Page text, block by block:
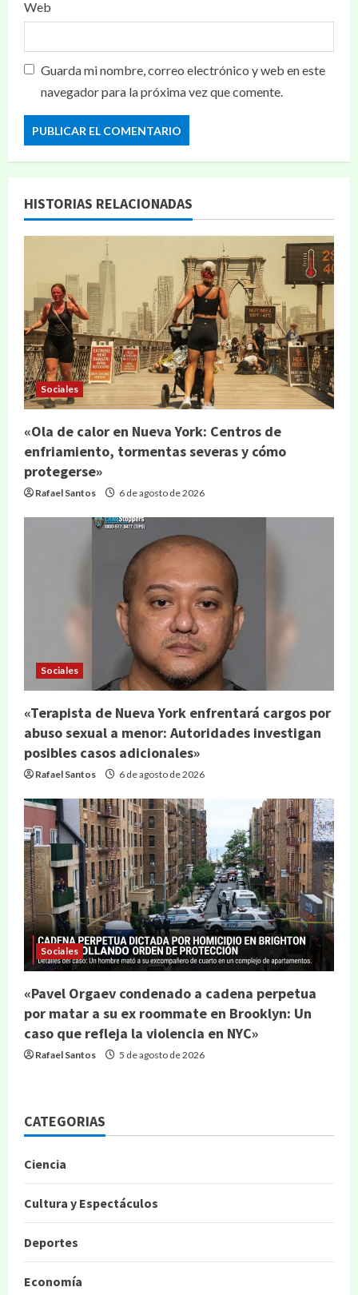
Web
Guarda mi nombre, correo electrónico y web en este
navegador para la próxima vez que comente.
HISTORIAS RELACIONADAS
Sociales
«Ola de calor en Nueva York: Centros de
enfriamiento, tormentas severas y cómo
protegerse»
Rafael Santos 6 de agosto de 2026
Sociales
«Terapista de Nueva York enfrentará cargos por
abuso sexual a menor: Autoridades investigan
posibles casos adicionales»
Rafael Santos 6 de agosto de 2026
Sociales
«Pavel Orgaev condenado a cadena perpetua
por matar a su ex roommate en Brooklyn: Un
caso que refleja la violencia en NYC»
Rafael Santos 5 de agosto de 2026
CATEGORIAS
Ciencia
Cultura y Espectáculos
Deportes
Economía